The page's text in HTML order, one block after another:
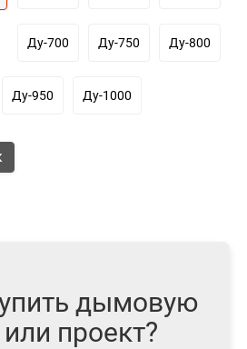
Ду-700 Ду-750 Ду-800
Ду-950 Ду-1000
дымовую
или проект?